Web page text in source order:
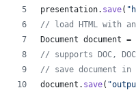
presentation. save(
// load HTML with
Document document =
// supports DOC,
// save document in
document . save(